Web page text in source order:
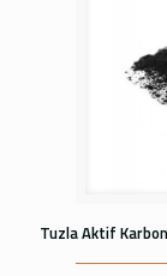
Tuzla Aktif Karbon